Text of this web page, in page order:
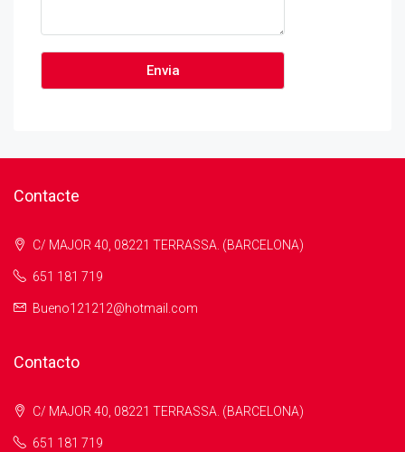
Contacte
C/ MAJOR 40, 08221 TERRASSA. (BARCELONA)
651 181 719
Bueno121212@hotmail.com
Contacto
C/ MAJOR 40, 08221 TERRASSA. (BARCELONA)
651 181 719